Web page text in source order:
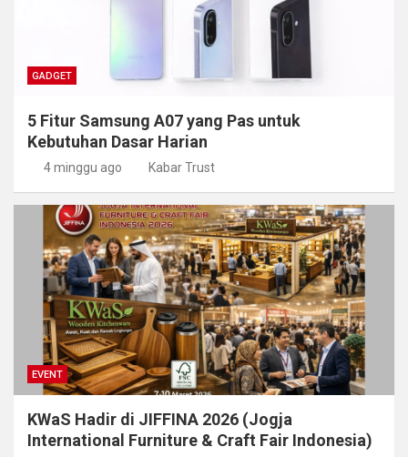
GADGET
5 Fitur Samsung A07 yang Pas untuk
Kebutuhan Dasar Harian
4 minggu ago Kabar Trust
EVENT
KWaS Hadir di JIFFINA 2026 (Jogja
International Furniture & Craft Fair Indonesia)